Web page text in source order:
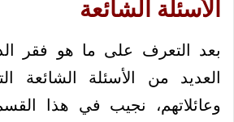
الأسئلة الشائعة
بعد التعرف على ما هو فقر
العديد من الأسئلة الشائعة
وعائلاتهم، نجيب في هذا